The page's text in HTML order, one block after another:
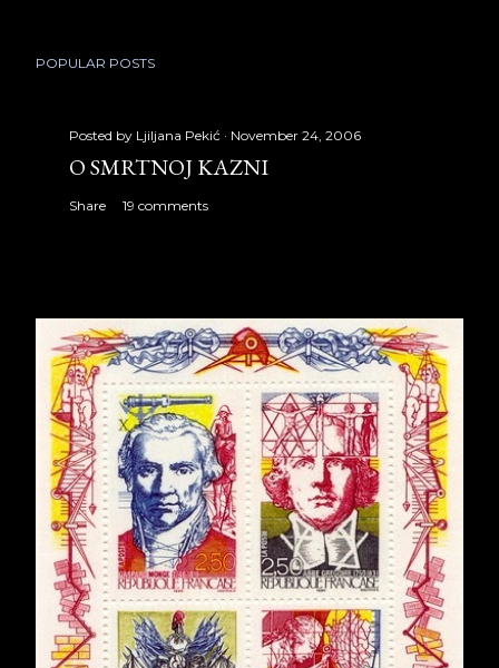
POPULAR POSTS
Posted by Ljiljana Pekić November 24, 2006
O SMRTNOJ KAZNI
Share 19 comments